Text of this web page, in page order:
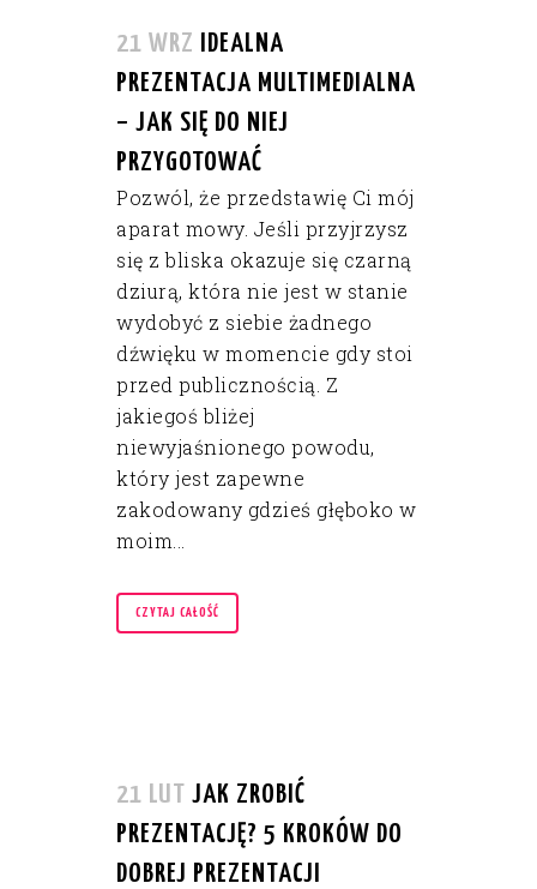
21 WRZ
IDEALNA
PREZENTACJA MULTIMEDIALNA
– JAK SIĘ DO NIEJ
PRZYGOTOWAĆ
Pozwól, że przedstawię Ci mój
aparat mowy. Jeśli przyjrzysz
się z bliska okazuje się czarną
dziurą, która nie jest w stanie
wydobyć z siebie żadnego
dźwięku w momencie gdy stoi
przed publicznością. Z
jakiegoś bliżej
niewyjaśnionego powodu,
który jest zapewne
zakodowany gdzieś głęboko w
moim...
CZYTAJ CAŁOŚĆ
21 LUT JAK ZROBIĆ
PREZENTACJĘ? 5 KROKÓW DO
DOBREJ PREZENTACJI